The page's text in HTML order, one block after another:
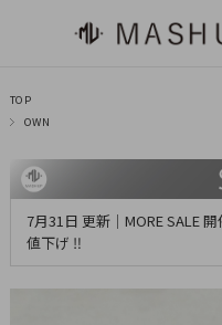
TOP
OWN
7月31日 更新｜MORE SALE
値下げ ‼